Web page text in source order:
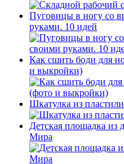
Пуговицы в ногу со
руками. 10 идей
Как сшить боди для
и выкройки)
Шкатулка из
Детская площадка из
Мира